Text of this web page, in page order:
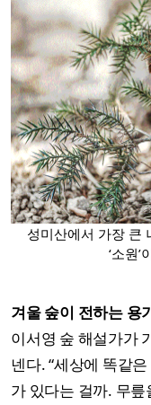
성미산에서 가장 큰
‘소원
겨울 숲이 전하는 용
이서영 숲 해설가가
넨다. “세상에 똑같
가 있다는 걸까. 무